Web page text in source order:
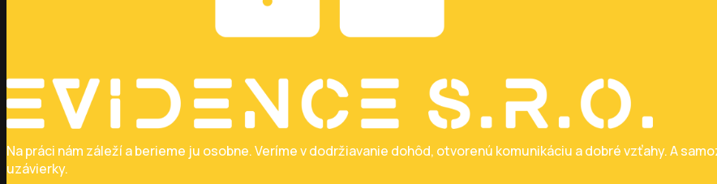
Na práci nám záleží a berieme ju osobne. Veríme v dodržiavanie dohôd, otvorenú komunikáciu a dobré vzťahy. A
uzávierky.